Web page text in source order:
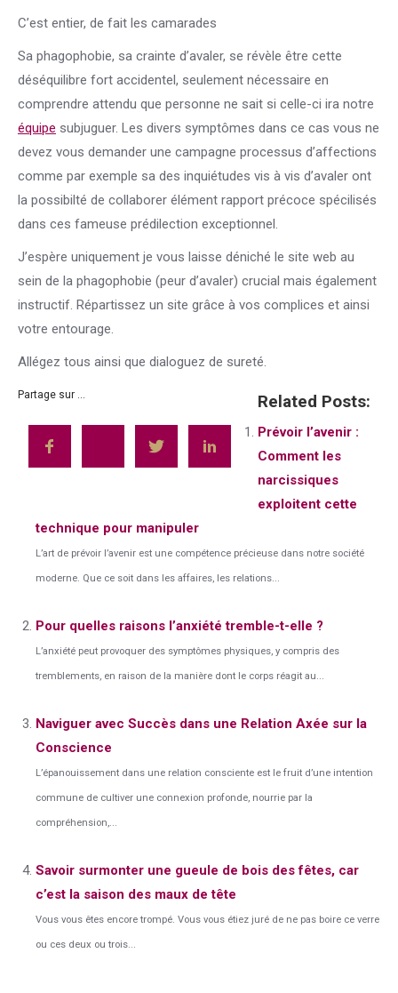
C’est entier, de fait les camarades
Sa phagophobie, sa crainte d’avaler, se révèle être cette
déséquilibre fort accidentel, seulement nécessaire en
comprendre attendu que personne ne sait si celle-ci ira notre
équipe subjuguer. Les divers symptômes dans ce cas vous ne
devez vous demander une campagne processus d’affections
comme par exemple sa des inquiétudes vis à vis d’avaler ont
la possibilté de collaborer élément rapport précoce spécilisés
dans ces fameuse prédilection exceptionnel.
J’espère uniquement je vous laisse déniché le site web au
sein de la phagophobie (peur d’avaler) crucial mais également
instructif. Répartissez un site grâce à vos complices et ainsi
votre entourage.
Allégez tous ainsi que dialoguez de sureté.
Partage sur ... Related Posts:
Prévoir l’avenir :
Comment les
narcissiques
exploitent cette
technique pour manipuler
L’art de prévoir l’avenir est une compétence précieuse dans notre société
moderne. Que ce soit dans les affaires, les relations...
Pour quelles raisons l’anxiété tremble-t-elle ?
L’anxiété peut provoquer des symptômes physiques, y compris des
tremblements, en raison de la manière dont le corps réagit au...
Naviguer avec Succès dans une Relation Axée sur la
Conscience
L’épanouissement dans une relation consciente est le fruit d’une intention
commune de cultiver une connexion profonde, nourrie par la
compréhension,...
Savoir surmonter une gueule de bois des fêtes, car
c’est la saison des maux de tête
Vous vous êtes encore trompé. Vous vous étiez juré de ne pas boire ce verre
ou ces deux ou trois...